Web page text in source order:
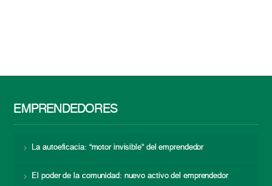
EMPRENDEDORES
La autoeficacia: “motor invisible” del emprendedor
El poder de la comunidad: nuevo activo del emprendedor